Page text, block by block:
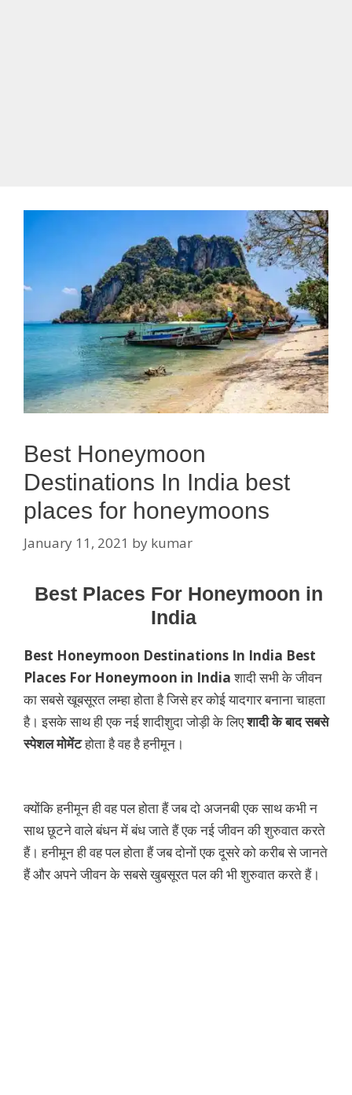
Best Honeymoon
Destinations In India best
places for honeymoons
January 11, 2021 by kumar
Best Places For Honeymoon in
India
Best Honeymoon Destinations In India Best
Places For Honeymoon in Indiaशादी सभी के जीवन
का सबसे खूबसूरत लम्हा होता है जिसे हर कोई यादगार बनाना चाहता
है। इसके साथ ही एक नई शादीशुदा जोड़ी के लिएशादी के बाद सबसे
स्पेशल मोमेंटहोता है वह है हनीमून।
क्योंकि हनीमून ही वह पल होता हैं जब दो अजनबी एक साथ कभी न
साथ छूटने वाले बंधन में बंध जाते हैं एक नई जीवन की शुरुवात करते
हैं। हनीमून ही वह पल होता हैं जब दोनों एक दूसरे को करीब से जानते
हैं और अपने जीवन के सबसे खुबसूरत पल की भी शुरुवात करते हैं।